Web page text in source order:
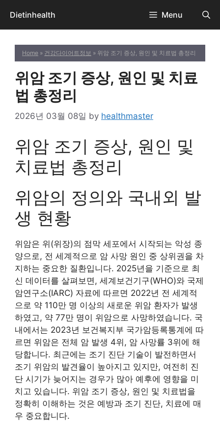
content
Dietinhealth Menu
Home » 건강다이어트정보 » 위암 조기 증상, 원인 및 치료법 총정리
위암 조기 증상, 원인 및 치료
법 총정리
2026년 03월 08일 by healthmaster
위암 조기 증상, 원인 및
치료법 총정리
위암의 정의와 국내외 발
생 현황
위암은 위(위장)의 점막 세포에서 시작되는 악성 종
양으로, 전 세계적으로 암 사망 원인 중 상위권을 차
지하는 중요한 질환입니다. 2025년을 기준으로 최
신 데이터를 살펴보면, 세계보건기구(WHO)와 국제
암연구소(IARC) 자료에 따르면 2022년 전 세계적
으로 약 110만 명 이상의 새로운 위암 환자가 발생
하였고, 약 77만 명이 위암으로 사망하였습니다. 국
내에서는 2023년 보건복지부 국가암등록통계에 따
르면 위암은 전체 암 발생 4위, 암 사망률 3위에 해
당합니다. 최근에는 조기 진단 기술이 발전하면서
조기 위암의 발견율이 높아지고 있지만, 여전히 진
단 시기가 늦어지는 경우가 많아 예후에 영향을 미
치고 있습니다. 위암 조기 증상, 원인 및 치료법을
정확히 이해하는 것은 예방과 조기 진단, 치료에 매
우 중요합니다.